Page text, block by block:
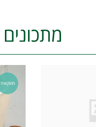
מתכונים
משקאות